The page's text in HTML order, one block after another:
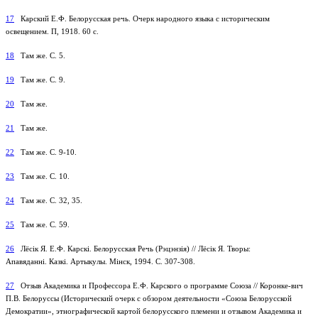
17 Карский Е.Ф. Белорусская речь. Очерк народного языка с историческим
освещением. П, 1918. 60 с.
18 Там же. С. 5.
19 Там же. С. 9.
20 Там же.
21 Там же.
22 Там же. С. 9-10.
23 Там же. С. 10.
24 Там же. С. 32, 35.
25 Там же. С. 59.
26 Лёсік Я. Е.Ф. Карскі. Белорусская Речь (Рэцэнзія) // Лёсік Я. Творы:
Апавяданні. Казкі. Артыкулы. Мінск, 1994. С. 307-308.
27 Отзыв Академика и Профессора Е.Ф. Карского о программе Союза // Коронке-вич
П.В. Белоруссы (Исторический очерк с обзором деятельности «Союза Белорусской
Демократии», этнографической картой белорусского племени и отзывом Академика и